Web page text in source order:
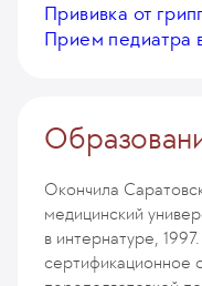
Прививка от
Прием педиатра
Окончила
медицинский
в интернатуре,
сертификационное